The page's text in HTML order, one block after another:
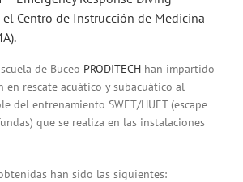
Centro de Instrucción de Medicina
de Buceo PRODITECHhan impartido
en rescate acuático y subacuático al
del entrenamiento SWET/HUET (escape
que se realiza en las instalaciones
han sido las siguientes: